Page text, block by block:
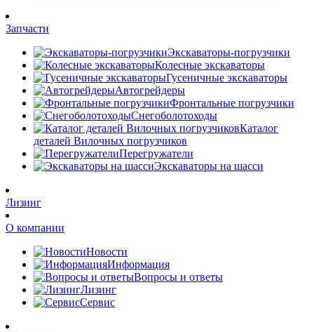
Запчасти
Экскаваторы-погрузчики
Колесные экскаваторы
Гусеничные экскаваторы
Автогрейдеры
Фронтальные погрузчики
Снегоболотоходы
Каталог
деталей Вилочных погрузчиков
Перегружатели
Экскаваторы на шасси
Лизинг
О компании
Новости
Информация
Вопросы и ответы
Лизинг
Сервис